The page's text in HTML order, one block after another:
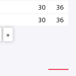
30
36
30
36
»